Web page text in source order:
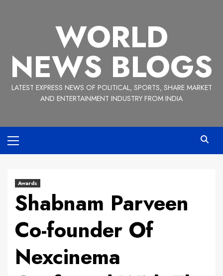
WORLD
NEWS BLOGS
LATEST EXPRESS NEWS OF POLITICAL, SPORTS, SHARE MARKET
AND ENTERTAINMENT INDUSTRY FROM INDIA
Menu
Awards
Shabnam Parveen
Co-founder Of
Nexcinema